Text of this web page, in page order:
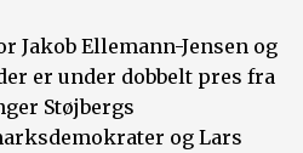
Jakob Ellemann-Jensen og
er under dobbelt pres fra
Støjbergs
og Lars